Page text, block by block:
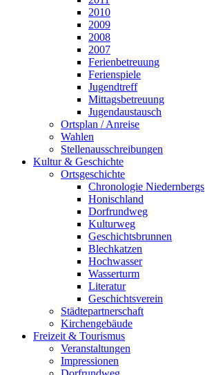
2010
2009
2008
2007
Ferienbetreuung
Ferienspiele
Jugendtreff
Mittagsbetreuung
Jugendaustausch
Ortsplan / Anreise
Wahlen
Stellenausschreibungen
Kultur & Geschichte
Ortsgeschichte
Chronologie Niedernbergs
Honischland
Dorfrundweg
Kulturweg
Geschichtsbrunnen
Blechkatzen
Hochwasser
Wasserturm
Literatur
Geschichtsverein
Städtepartnerschaft
Kirchengebäude
Freizeit & Tourismus
Veranstaltungen
Impressionen